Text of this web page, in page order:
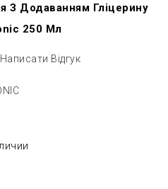
Додаванням Гліцерину
250 Мл
Написати Відгук